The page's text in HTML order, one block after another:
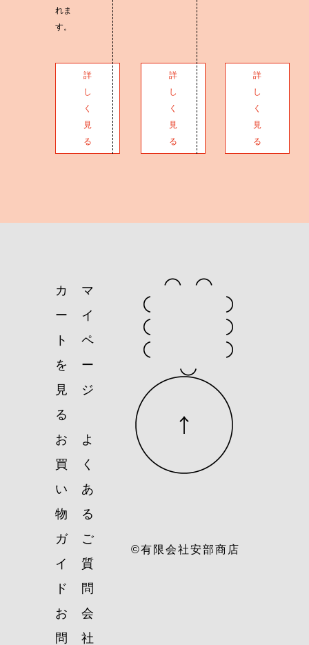
れま
す。
詳
し
く
見
る
詳
し
く
見
る
詳
し
く
見
る
カ
ー
ト
を
見
る
マ
イ
ペ
ー
ジ
お
買
い
物
ガ
イ
ド
よ
く
あ
る
ご
質
問
お
問
会
社
©有限会社安部商店